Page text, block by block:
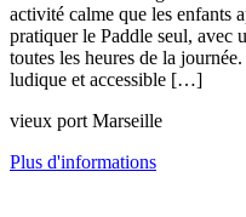
activité calme que les enfants
pratiquer le Paddle seul, avec
toutes les heures de la
ludique et accessible […]
vieux port Marseille
Plus d'informations